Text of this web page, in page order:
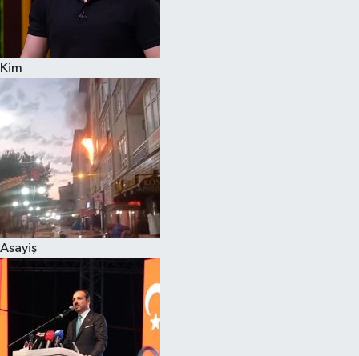
Kim
Asayiş
Çocuk
Eğitim
Hava Durumu
Kadın
Kim kimdir?
Kültür Sanat